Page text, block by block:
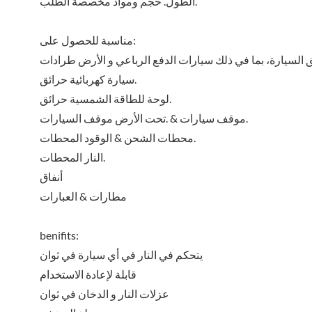
مناسبة للحصول على:
سيارة كهربائية حرائق.
لوحة للطاقة الشمسية حرائق.
موقف سيارات & .تحت الأرض موقف السيارات.
محطات الشحن & الوقود المحطات.
النار المحطات.
أنفاق
مطارات & العبارات
benifits:
يتحكم في النار في أي سيارة في ثوان
قابلة لإعادة الاستخدام
عزلات النار و الدخان في ثوان